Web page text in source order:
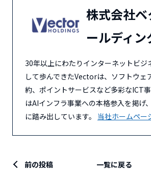
株式会社
ールディン
30年以上にわたりインターネットビジ
して歩んできたVectorは、ソフトウェ
約、ポイントサービスなど多彩なICT
はAIインフラ事業への本格参入を掲げ
に踏み出しています。 当社ホームペー
前の投稿 一覧に戻る